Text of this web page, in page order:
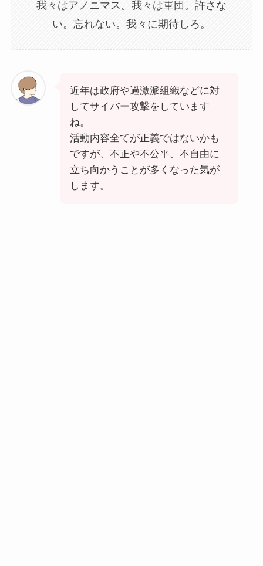
我々はアノニマス。我々は軍団。許さな
い。忘れない。我々に期待しろ。
近年は政府や過激派組織などに対
してサイバー攻撃をしています
ね。
活動内容全てが正義ではないかも
ですが、不正や不公平、不自由に
立ち向かうことが多くなった気が
します。